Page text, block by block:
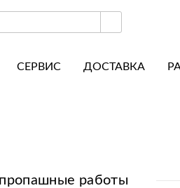
СЕРВИС ДОСТАВКА
работы